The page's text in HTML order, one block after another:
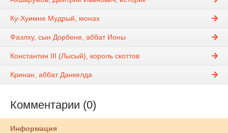
Ку-Хуимне Мудрый, монах
Фаэлху, сын Дорбене, аббат Ионы
Константин III (Лысый), король скоттов
Кринан, аббат Данкелда
Комментарии (0)
Информация